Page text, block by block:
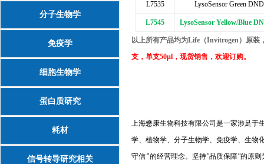
分子生物学
免疫学
细胞生物学
蛋白质研究
耗材
信号转导研究相关
L7535 LysoSensor Green
L7545 LysoSensor Yellow/Blue
以上所有产品均为Life （Invitrogen）原装
支，单支50µl ，现货销售，欢迎订购。
上海懋康生物科技有限公司是一家涉足于
学、植物学、分子生物学、免疫学、生物
守信”的经营理念。坚持"品质保障"的原则